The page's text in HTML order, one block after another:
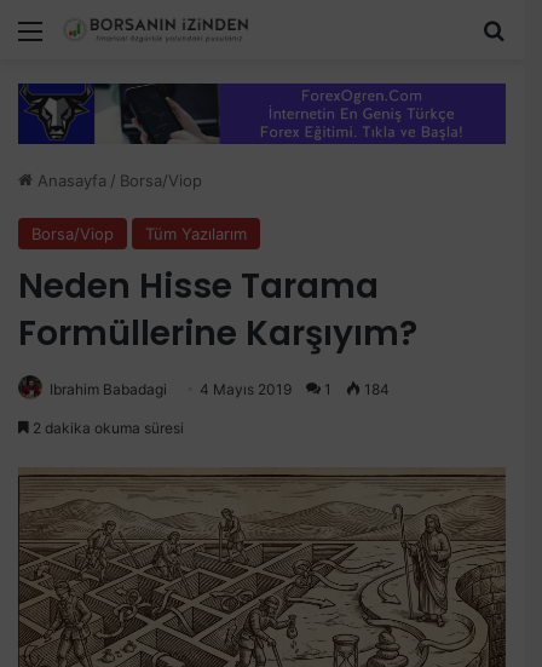
Menü
Anasayfa / Borsa/Viop
Borsa/Viop Tüm Yazılarım
Neden Hisse Tarama
Formüllerine Karşıyım?
Ibrahim Babadagi 4 Mayıs 2019 1 184
2 dakika okuma süresi